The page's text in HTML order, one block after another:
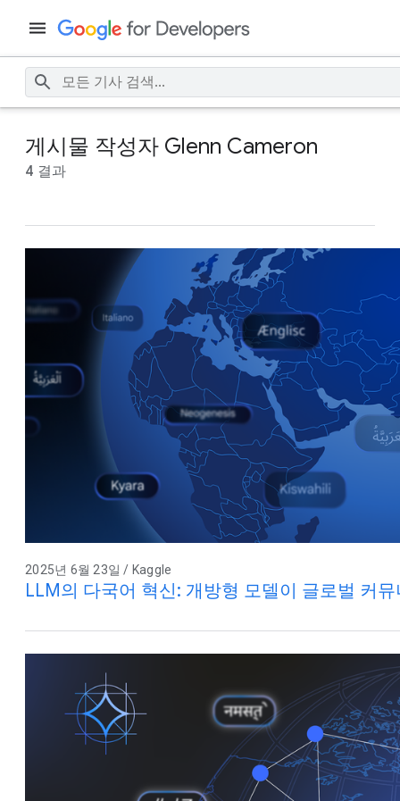
게시물 작성자 Glenn Cameron
4 결과
2025년 6월 23일 / Kaggle
LLM의 다국어 혁신: 개방형 모델이 글로벌 커